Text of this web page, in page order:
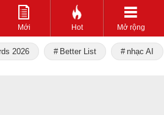
Mới Hot Mở rộng
2026 Better List nhạc AI